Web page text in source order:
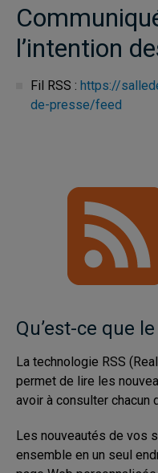
Qu’est-ce que le
La technologie RSS
permet de lire les
avoir à consulter chacun
Les nouveautés de vos
ensemble en un seul
l’intention
Fil RSS : https://
de-presse/feed